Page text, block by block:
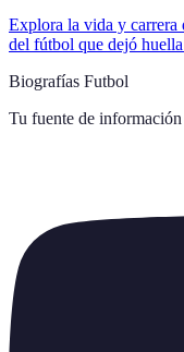
Explora la vida y carrera
del fútbol que dejó
Biografías Futbol
Tu fuente de